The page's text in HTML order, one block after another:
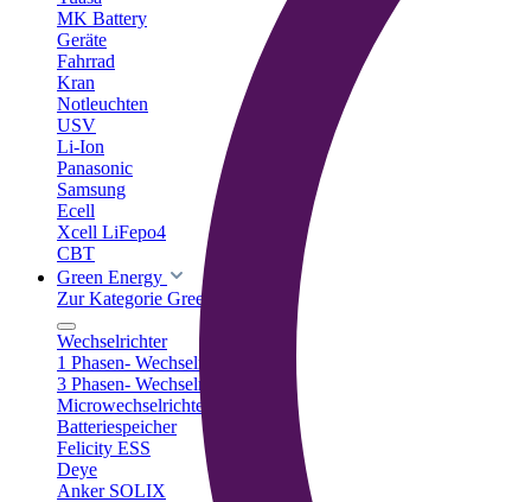
MK Battery
Geräte
Fahrrad
Kran
Notleuchten
USV
Li-Ion
Panasonic
Samsung
Ecell
Xcell LiFepo4
CBT
Green Energy
Zur Kategorie Green Energy
Wechselrichter
1 Phasen- Wechselrichter
3 Phasen- Wechselrichter
Microwechselrichter
Batteriespeicher
Felicity ESS
Deye
Anker SOLIX